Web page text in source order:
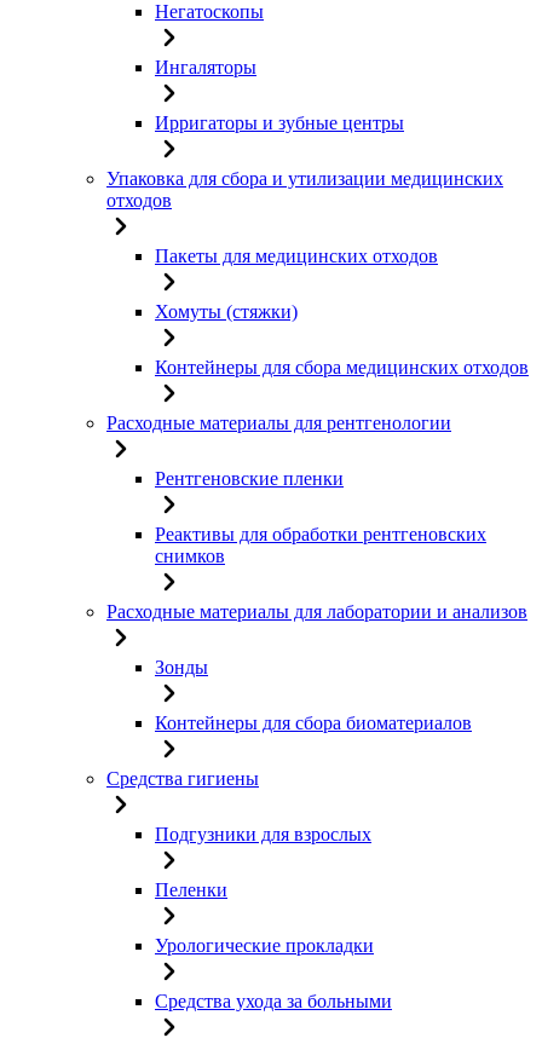
Негатоскопы
Ингаляторы
Ирригаторы и зубные центры
Упаковка для сбора и утилизации медицинских
отходов
Пакеты для медицинских отходов
Хомуты (стяжки)
Контейнеры для сбора медицинских отходов
Расходные материалы для рентгенологии
Рентгеновские пленки
Реактивы для обработки рентгеновских
снимков
Расходные материалы для лаборатории и анализов
Зонды
Контейнеры для сбора биоматериалов
Средства гигиены
Подгузники для взрослых
Пеленки
Урологические прокладки
Средства ухода за больными